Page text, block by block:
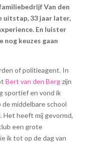
Van den
uitstap, 33 jaar later,
En luister
nog keuzes gaan
of politieagent. In
Bert van den Bergzijn
sportief en vond ik
middelbare school
Het heeft mij gevormd,
een grote
ik tot op de dag van